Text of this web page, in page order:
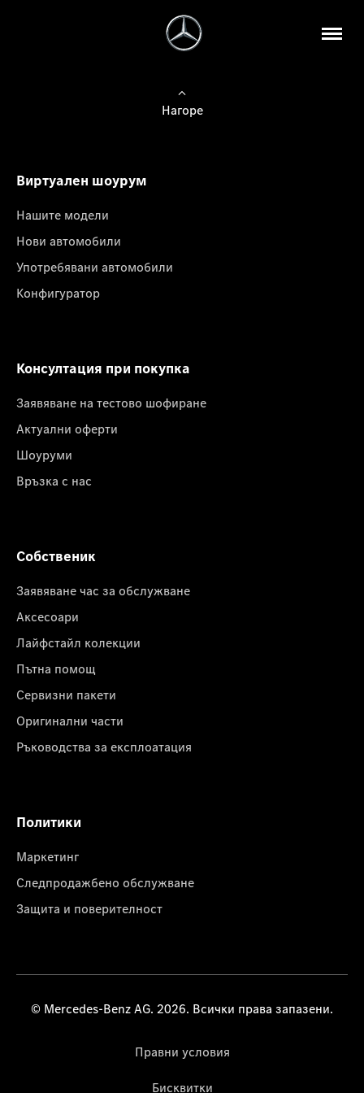
Нагоре
Виртуален шоурум
Нашите модели
Нови автомобили
Употребявани автомобили
Конфигуратор
Консултация при покупка
Заявяване на тестово шофиране
Актуални оферти
Шоуруми
Връзка с нас
Собственик
Заявяване час за обслужване
Аксесоари
Лайфстайл колекции
Пътна помощ
Сервизни пакети
Оригинални части
Ръководства за експлоатация
Политики
Маркетинг
Следпродажбено обслужване
Защита и поверителност
© Mercedes-Benz AG. 2026. Всички права запазени.
Правни условия
Бисквитки